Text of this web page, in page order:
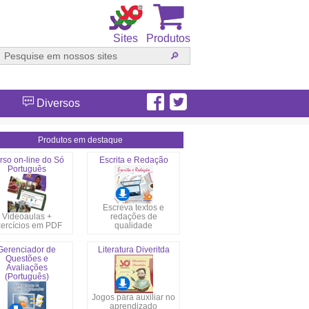
Produtos
Sites
Diversos
Produtos em destaque
on-line do Só
Português
Videoaulas +
em PDF
Escrita e Redação
Escreva textos e
redações de
qualidade
de
Questões e
Avaliações
(Português)
Literatura Diveritda
Jogos para auxiliar no
aprendizado